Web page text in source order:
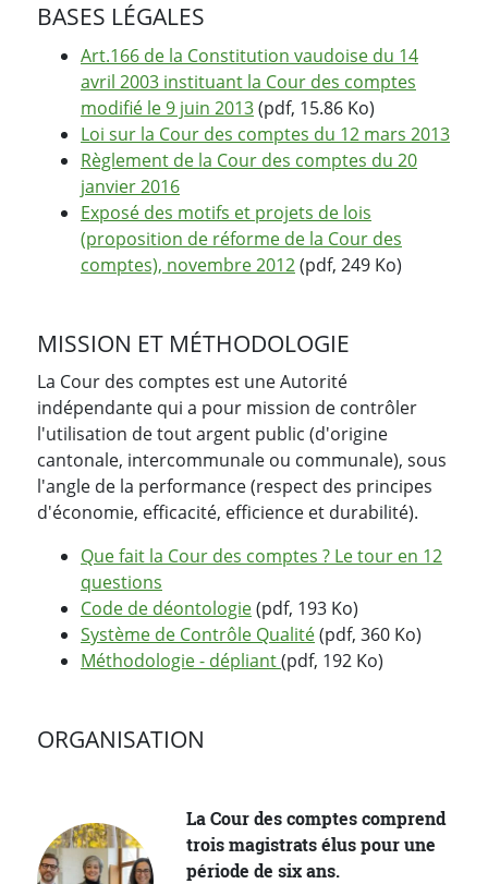
BASES LÉGALES
Art.166 de la Constitution vaudoise du 14
avril 2003 instituant la Cour des comptes
modifié le 9 juin 2013(pdf, 15.86 Ko)
Loi sur la Cour des comptes du 12 mars 2013
Règlement de la Cour des comptes du 20
janvier 2016
Exposé des motifs et projets de lois
(proposition de réforme de la Cour des
comptes), novembre 2012(pdf, 249 Ko)
MISSION ET MÉTHODOLOGIE
La Cour des comptes est une Autorité
indépendante qui a pour mission de contrôler
l'utilisation de tout argent public (d'origine
cantonale, intercommunale ou communale), sous
l'angle de la performance (respect des principes
d'économie, efficacité, efficience et durabilité).
Que fait la Cour des comptes ? Le tour en 12
questions
Code de déontologie(pdf, 193 Ko)
Système de Contrôle Qualité(pdf, 360 Ko)
Méthodologie - dépliant(pdf, 192 Ko)
ORGANISATION
La Cour des comptes comprend
trois magistrats élus pour une
période de six ans.